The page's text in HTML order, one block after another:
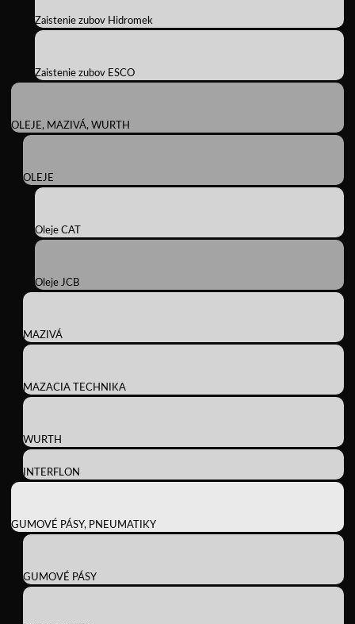
Zaistenie zubov Hidromek
Zaistenie zubov ESCO
OLEJE, MAZIVÁ, WURTH
OLEJE
Oleje CAT
Oleje JCB
MAZIVÁ
MAZACIA TECHNIKA
WURTH
INTERFLON
GUMOVÉ PÁSY, PNEUMATIKY
GUMOVÉ PÁSY